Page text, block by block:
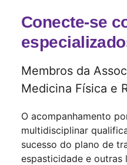
Conecte-se
Membros da
Medicina Física e
O acompanhamento
multidisciplinar
sucesso do plano de
espasticidade e outras